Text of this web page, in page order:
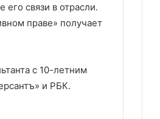
связи в отрасли.
праве» получает
с 10-летним
и РБК.